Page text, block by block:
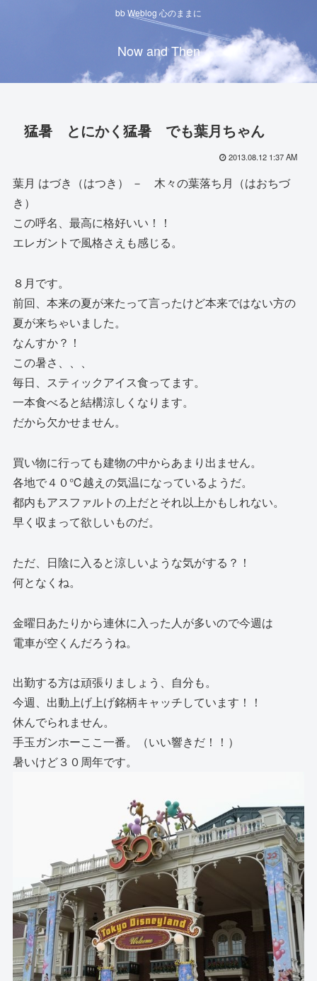
bb Weblog 心のままに
Now and Then
猛暑 とにかく猛暑 でも葉月ちゃん
2013.08.12 1:37 AM
葉月 はづき（はつき） － 木々の葉落ち月（はおちづ
き）
この呼名、最高に格好いい！！
エレガントで風格さえも感じる。
８月です。
前回、本来の夏が来たって言ったけど本来ではない方の
夏が来ちゃいました。
なんすか？！
この暑さ、、、
毎日、スティックアイス食ってます。
一本食べると結構涼しくなります。
だから欠かせません。
買い物に行っても建物の中からあまり出ません。
各地で４０℃越えの気温になっているようだ。
都内もアスファルトの上だとそれ以上かもしれない。
早く収まって欲しいものだ。
ただ、日陰に入ると涼しいような気がする？！
何となくね。
金曜日あたりから連休に入った人が多いので今週は
電車が空くんだろうね。
出勤する方は頑張りましょう、自分も。
今週、出動上げ上げ銘柄キャッチしています！！
休んでられません。
手玉ガンホーここ一番。（いい響きだ！！）
暑いけど３０周年です。